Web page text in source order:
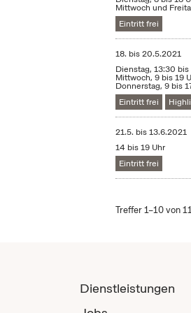
Mittwoch und
Eintritt frei
18. bis20.5.2021
Dienstag, 13:30 bis
Mittwoch, 9 bis 19
Donnerstag, 9 bis
Eintritt frei
21.5. bis13.6.2021
14 bis 19 Uhr
Eintritt frei
Treffer 1–10 von
Dienstleistungen